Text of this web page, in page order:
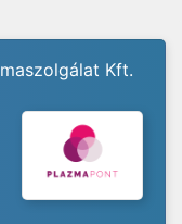
Kft.